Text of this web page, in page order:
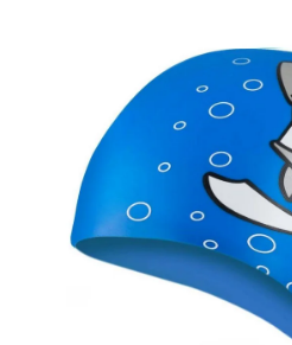
VŠETKO PRE DETI
HRAČKY DO VODY
PODVODNÉ SKÚTRE